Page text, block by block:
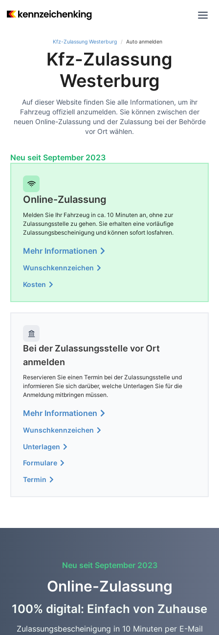
Kfz-Zulassung Westerburg Auto anmelden
Kfz-Zulassung
Westerburg
Auf dieser Website finden Sie alle Informationen, um ihr
Fahrzeug offiziell anzumelden. Sie können zwischen der
neuen Online-Zulassung und der Zulassung bei der Behörde
vor Ort wählen.
Neu seit September 2023
Online-Zulassung
Melden Sie Ihr Fahrzeug in ca. 10 Minuten an, ohne zur
Zulassungsstelle zu gehen. Sie erhalten eine vorläufige
Zulassungsbescheinigung und können sofort losfahren.
Mehr Informationen
Wunschkennzeichen
Kosten
Bei der Zulassungsstelle vor Ort
anmelden
Reservieren Sie einen Termin bei der Zulassungsstelle und
informieren Sie sich darüber, welche Unterlagen Sie für die
Anmeldung mitbringen müssen.
Mehr Informationen
Wunschkennzeichen
Unterlagen
Formulare
Termin
Neu seit September 2023
Online-Zulassung
100% digital: Einfach von Zuhause
Zulassungsbescheinigung in 10 Minuten per E-Mail